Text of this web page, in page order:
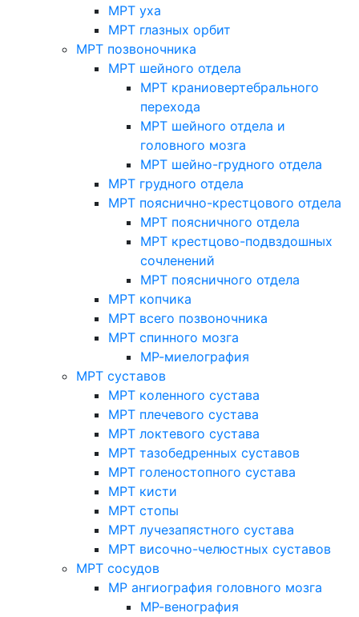
МРТ уха
МРТ глазных орбит
МРТ позвоночника
МРТ шейного отдела
МРТ краниовертебрального
перехода
МРТ шейного отдела и
головного мозга
МРТ шейно-грудного отдела
МРТ грудного отдела
МРТ пояснично-крестцового отдела
МРТ поясничного отдела
МРТ крестцово-подвздошных
сочленений
МРТ поясничного отдела
МРТ копчика
МРТ всего позвоночника
МРТ спинного мозга
МР-миелография
МРТ суставов
МРТ коленного сустава
МРТ плечевого сустава
МРТ локтевого сустава
МРТ тазобедренных суставов
МРТ голеностопного сустава
МРТ кисти
МРТ стопы
МРТ лучезапястного сустава
МРТ височно-челюстных суставов
МРТ сосудов
МР ангиография головного мозга
МР-венография